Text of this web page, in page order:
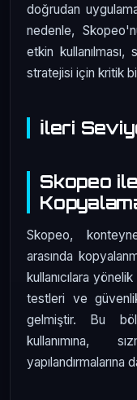
doğrudan
nedenle,
etkin
stratejisi için kritik
İleri
Skopeo
Skopeo,
arasında
kullanıcılara
testleri ve
gelmiştir. Bu
kullanımına,
yapılandırmalarına